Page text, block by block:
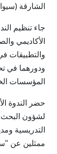
الشارقة
جاء تنظيم
الأكاديمي
والتطبيقات
ودورهما في
المؤسسات
حضر الندوة
لشؤون البحث
التدريسية
ممثلين عن